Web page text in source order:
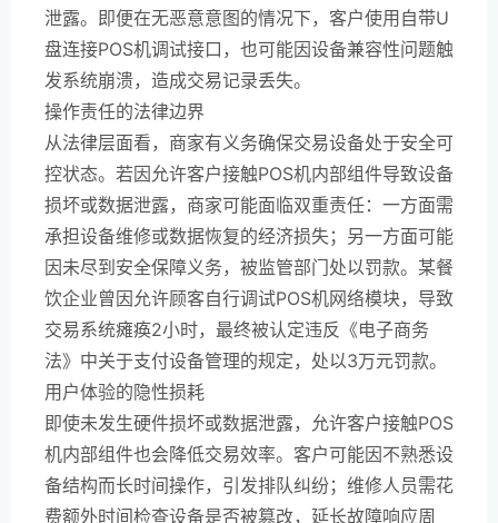
泄露。即便在无恶意意图的情况下，客户使用自带U
盘连接POS机调试接口，也可能因设备兼容性问题触
发系统崩溃，造成交易记录丢失。
操作责任的法律边界
从法律层面看，商家有义务确保交易设备处于安全可
控状态。若因允许客户接触POS机内部组件导致设备
损坏或数据泄露，商家可能面临双重责任：一方面需
承担设备维修或数据恢复的经济损失；另一方面可能
因未尽到安全保障义务，被监管部门处以罚款。某餐
饮企业曾因允许顾客自行调试POS机网络模块，导致
交易系统瘫痪2小时，最终被认定违反《电子商务
法》中关于支付设备管理的规定，处以3万元罚款。
用户体验的隐性损耗
即使未发生硬件损坏或数据泄露，允许客户接触POS
机内部组件也会降低交易效率。客户可能因不熟悉设
备结构而长时间操作，引发排队纠纷；维修人员需花
费额外时间检查设备是否被篡改，延长故障响应周